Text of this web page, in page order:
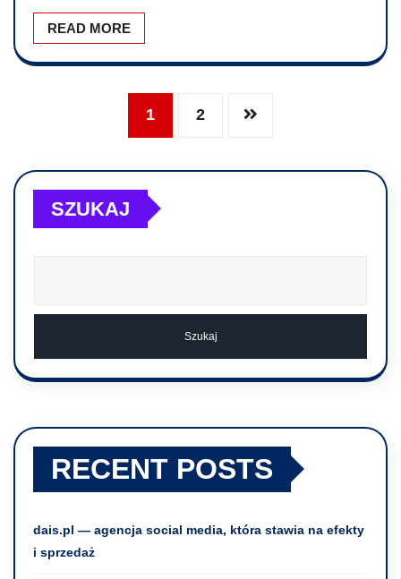
READ MORE
1 2
SZUKAJ
Szukaj
RECENT POSTS
dais.pl — agencja social media, która stawia na efekty
i sprzedaż